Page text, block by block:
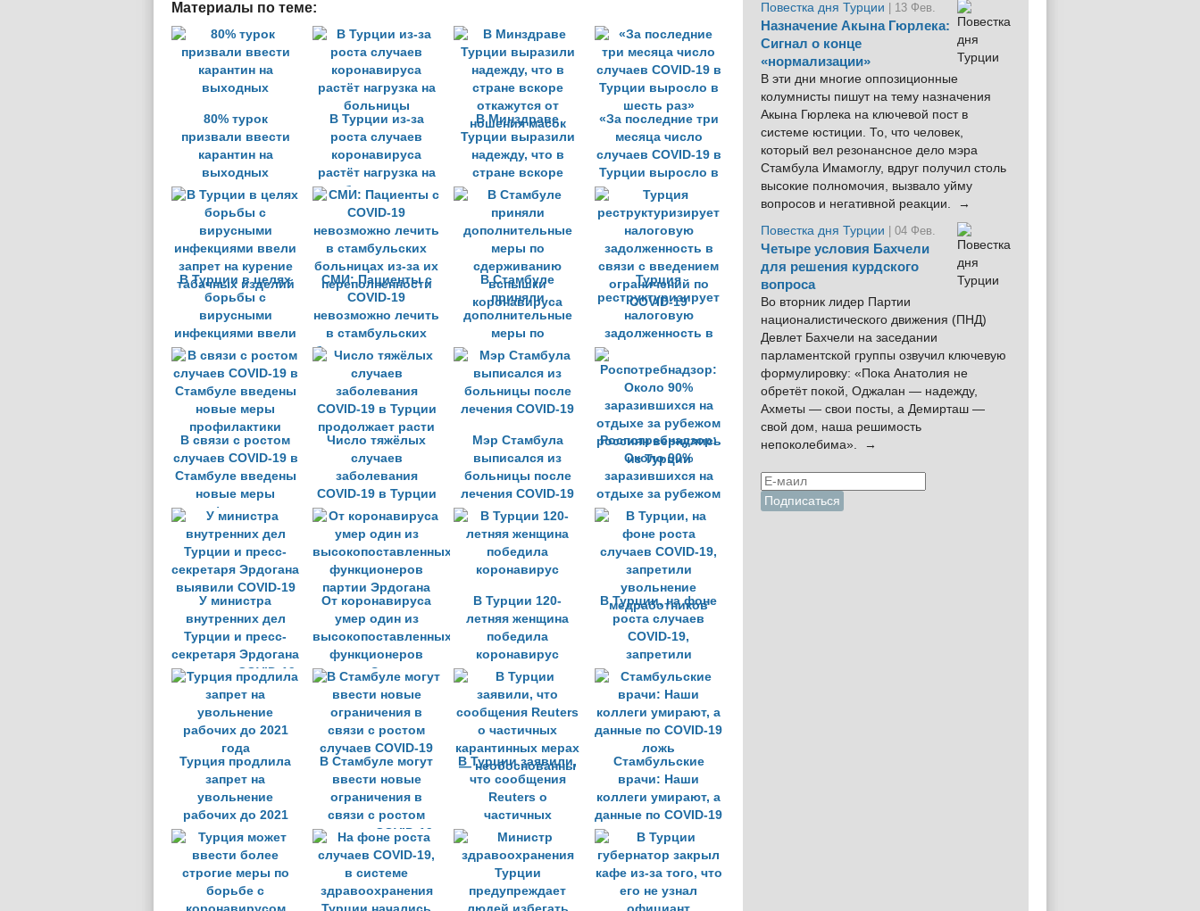
Материалы по теме:
80% турок
призвали ввести
карантин на
выходных
В Турции из-за
роста случаев
коронавируса
растёт нагрузка на
больницы
В Минздраве
Турции выразили
надежду, что в
стране вскоре
откажутся от
ношения масок
«За последние три
месяца число
случаев COVID-19 в
Турции выросло в
шесть раз»
В Турции в целях
борьбы с
вирусными
инфекциями ввели
запрет на курение
табачных изделий
СМИ: Пациенты с
COVID-19
невозможно лечить
в стамбульских
больницах из-за их
переполненности
В Стамбуле
приняли
дополнительные
меры по
сдерживанию
вспышки
коронавируса
Турция
реструктуризирует
налоговую
задолженность в
связи с введением
ограничений по
COVID-19
В связи с ростом
случаев COVID-19 в
Стамбуле введены
новые меры
профилактики
Число тяжёлых
случаев
заболевания
COVID-19 в Турции
продолжает расти
Мэр Стамбула
выписался из
больницы после
лечения COVID-19
Роспотребнадзор:
Около 90%
заразившихся на
отдыхе за рубежом
россиян вернулись
из Турции
У министра
внутренних дел
Турции и пресс-
секретаря Эрдогана
выявили COVID-19
От коронавируса
умер один из
высокопоставленных
функционеров
партии Эрдогана
В Турции 120-
летняя женщина
победила
коронавирус
В Турции, на фоне
роста случаев
COVID-19,
запретили
увольнение
медработников
Турция продлила
запрет на
увольнение
рабочих до 2021
года
В Стамбуле могут
ввести новые
ограничения в
связи с ростом
случаев COVID-19
В Турции заявили,
что сообщения
Reuters о
частичных
карантинных мерах
— необоснованны
Стамбульские
врачи: Наши
коллеги умирают, а
данные по COVID-19
ложь
Повестка дня Турции
| 13 Фев.
Назначение Акына Гюрлека:
Сигнал о конце
«нормализации»
В эти дни многие оппозиционные
колумнисты пишут на тему назначения
Акына Гюрлека на ключевой пост в
системе юстиции. То, что человек,
который вел резонансное дело мэра
Стамбула Имамоглу, вдруг получил столь
высокие полномочия, вызвало уйму
вопросов и негативной реакции. →
Повестка дня Турции
| 04 Фев.
Четыре условия Бахчели
для решения курдского
вопроса
Во вторник лидер Партии
националистического движения (ПНД)
Девлет Бахчели на заседании
парламентской группы озвучил ключевую
формулировку: «Пока Анатолия не
обретёт покой, Оджалан — надежду,
Ахметы — свои посты, а Демирташ —
свой дом, наша решимость
непоколебима». →